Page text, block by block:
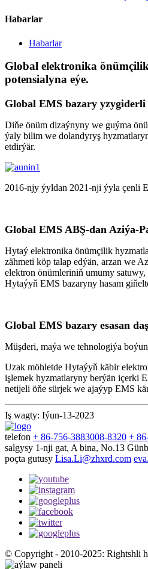
Habarlar
Habarlar
Global elektronika
potensialyna eýe.
Global EMS bazary
Diňe önüm dizaýnyny we guýma
ýaly bilim we dolandyryş
etdirýär.
2016-njy ýyldan 2021-nji ýyla çenli
Global EMS ABŞ-dan Aziýa-
Hytaý elektronika önümçilik
zähmeti köp talap edýän, arzan we
elektron önümleriniň umumy
Hytaýyň EMS bazaryny hasam
Global EMS bazary esasan
Müşderi, maýa we tehnologiýa
Uzak möhletde Hytaýyň käbir
işlemek hyzmatlaryny berýän içerki
netijeli öňe sürjek we ajaýyp EMS
Iş wagty: Iýun-13-2023
telefon + 86-756-3883008-8320 +
salgysy 1-nji gat, A bina, No.13
poçta gutusy Lisa.Li@zhxrd.com
© Copyright - 2010-2025: Rightshli